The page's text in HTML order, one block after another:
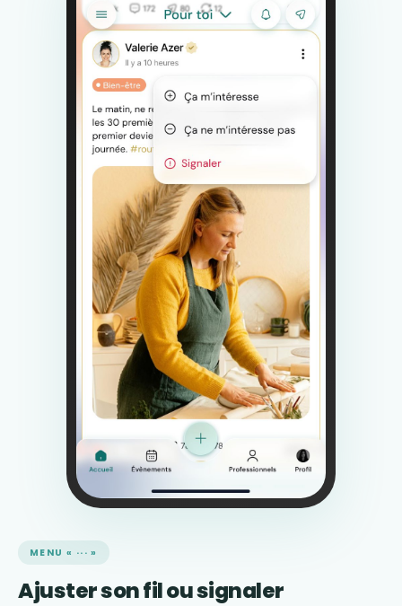
MENU « ··· »
Ajuster son fil ou signaler